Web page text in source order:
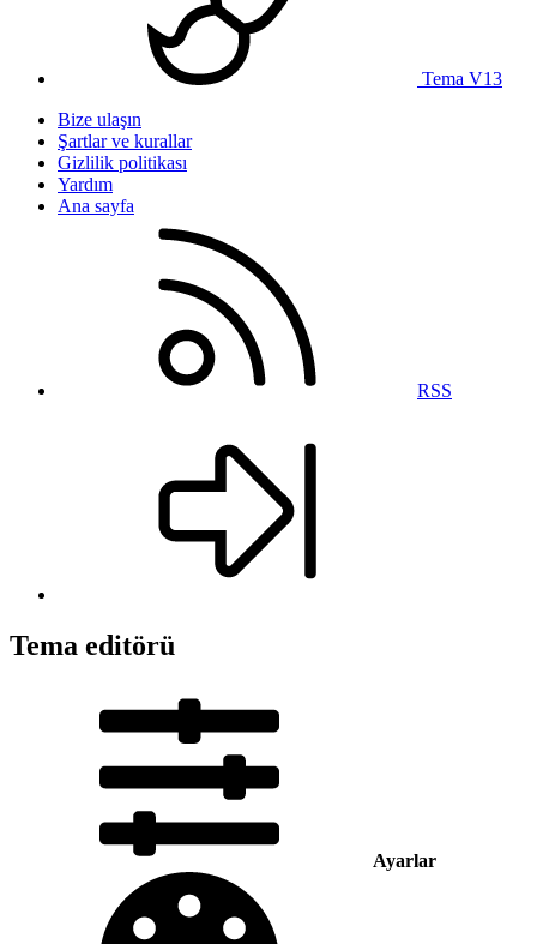
Tema V13
Bize ulaşın
Şartlar ve kurallar
Gizlilik politikası
Yardım
Ana sayfa
RSS
Tema editörü
Ayarlar